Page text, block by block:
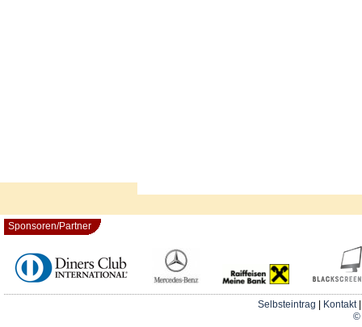
Sponsoren/Partner
Selbsteintrag Kontakt
©